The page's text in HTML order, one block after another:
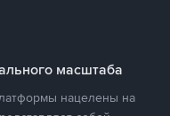
масштаба
нацелены на